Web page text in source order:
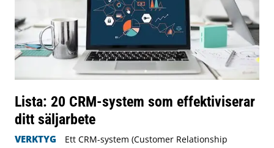
Lista: 20 CRM-system som effektiviserar
ditt säljarbete
VERKTYG
Ett CRM-system (Customer Relationship